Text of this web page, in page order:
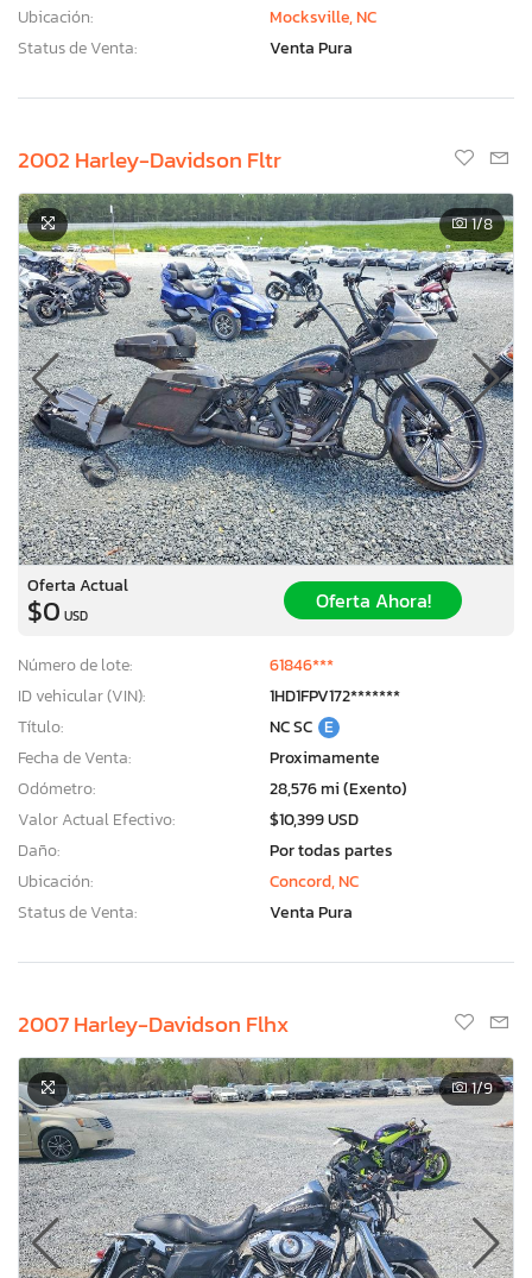
Ubicación:
Mocksville, NC
Status de Venta:
Venta Pura
2002 Harley-Davidson Fltr
1/8
Oferta Actual
$0 USD
Oferta Ahora!
Número de lote:
61846***
ID vehicular (VIN):
1HD1FPV172*******
Título:
NC SC E
Fecha de Venta:
Proximamente
Odómetro:
28,576 mi (Exento)
Valor Actual Efectivo:
$10,399 USD
Daño:
Por todas partes
Ubicación:
Concord, NC
Status de Venta:
Venta Pura
2007 Harley-Davidson Flhx
1/9